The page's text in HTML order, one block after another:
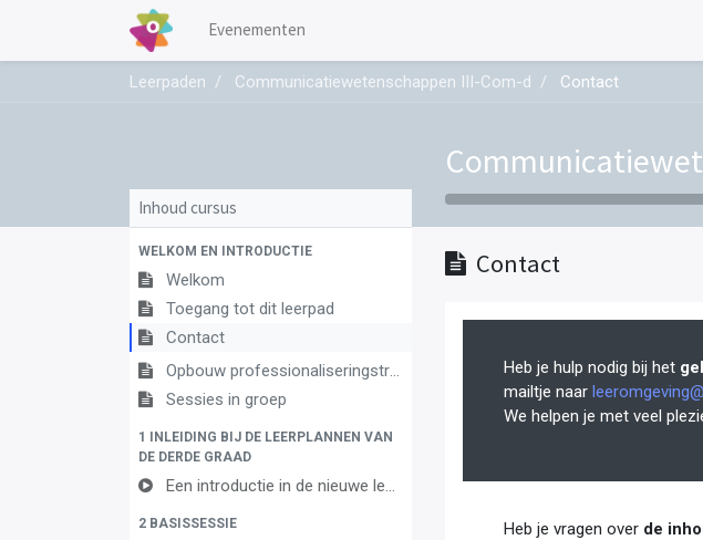
Evenementen
Leerpaden Communicatiewetenschappen III-Com-d Contact
Inhoud cursus
WELKOM EN INTRODUCTIE
Welkom
Toegang tot dit leerpad
Contact
Opbouw professionaliseringstraject
Sessies in groep
1 INLEIDING BIJ DE LEERPLANNEN VAN
DE DERDE GRAAD
Een introductie in de nieuwe leerplannen van de derde graad
2 BASISSESSIE
Contact
Heb je hulp nodig bij het
mailtje naar
We helpen je met veel
Heb je vragen over de